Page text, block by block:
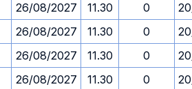
26/08/2027 11.30 0
26/08/2027 11.30 0
26/08/2027 11.30 0
26/08/2027 11.30 0